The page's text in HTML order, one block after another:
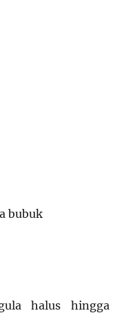
bubuk
halus hingga